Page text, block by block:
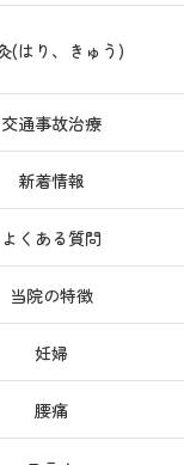
(はり、きゅう)
交通事故治療
新着情報
よくある質問
当院の特徴
妊婦
腰痛